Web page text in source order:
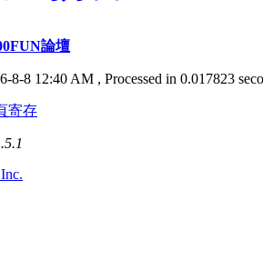
論壇
8-8 12:40 AM , Processed in 0.017823
寄存